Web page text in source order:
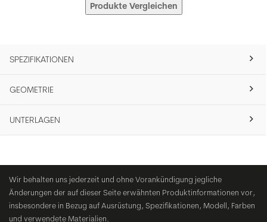
Produkte Vergleichen
SPEZIFIKATIONEN
GEOMETRIE
UNTERLAGEN
Wir behalten uns jederzeit und ohne Vorankündigung jegliche
Änderungen der auf dieser Seite erwähnten Produktinformationen vor,
insbesondere in Bezug auf Ausrüstung, Spezifikationen, Modell, Farben
und verwendete Materialien.